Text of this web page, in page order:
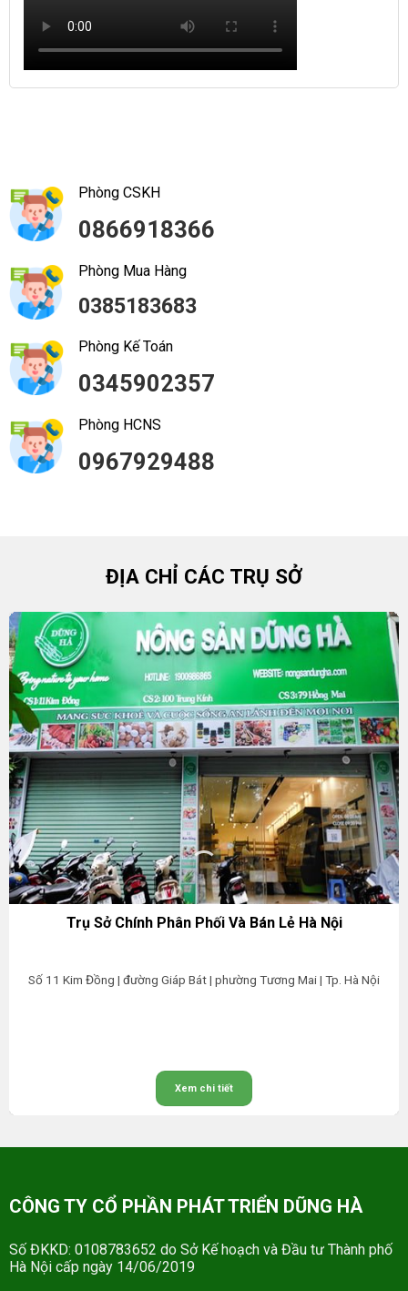
Phòng CSKH
0866918366
Phòng Mua Hàng
0385183683
Phòng Kế Toán
0345902357
Phòng HCNS
0967929488
ĐỊA CHỈ CÁC TRỤ SỞ
Trụ Sở Chính Phân Phối Và Bán Lẻ Hà Nội
Số 11 Kim Đồng | đường Giáp Bát | phường Tương Mai | Tp. Hà Nội
Xem chi tiết
CÔNG TY CỔ PHẦN PHÁT TRIỂN DŨNG HÀ
Số ĐKKD: 0108783652 do Sở Kế hoạch và Đầu tư Thành phố
Hà Nội cấp ngày 14/06/2019